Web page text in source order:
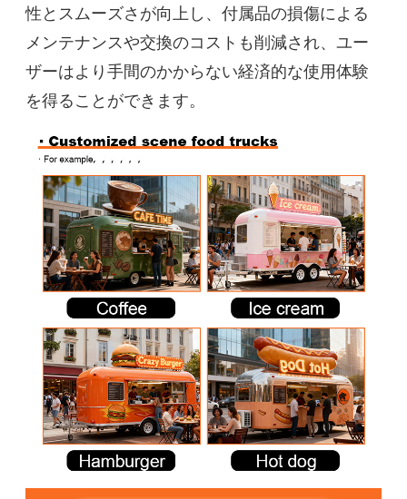
性とスムーズさが向上し、付属品の損傷による
メンテナンスや交換のコストも削減され、ユー
ザーはより手間のかからない経済的な使用体験
を得ることができます。